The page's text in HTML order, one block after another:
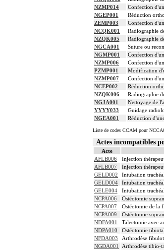
NZMP014
Confection
NGEP001
Réduction
ZEMP003
Confection
NCQK001
Radiographie
NZQK005
Radiographie
NGCA001
Suture ou
NGMP001
Confection
NZMP006
Confection
PZMP001
Modification
NZMP007
Confection
NCEP002
Réduction
NZQK006
Radiographie
NGJA001
Nettoyage de
YYYY033
Guidage
NGEA001
Réduction
Liste de codes CCAM pour
Actes incompatibles
Acte
AFLB006
Injection
AFLB007
Injection
GELD002
Intubation
GELD004
Intubation
GELE004
Intubation
NCPA006
Ostéotomie
NCPA007
Ostéotomie de la
NCPA009
Ostéotomie
NDFA001
Talectomie avec
NDPA010
Ostéotomie
NFDA003
Arthrodèse
NGDA001 Arthrodèse tibio-